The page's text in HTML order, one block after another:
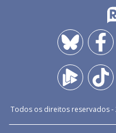
Todos os direitos reservados -